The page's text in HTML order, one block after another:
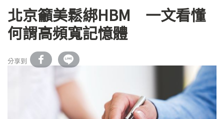
北京籲美鬆綁HBM 一文看懂
何謂高頻寬記憶體
分享到